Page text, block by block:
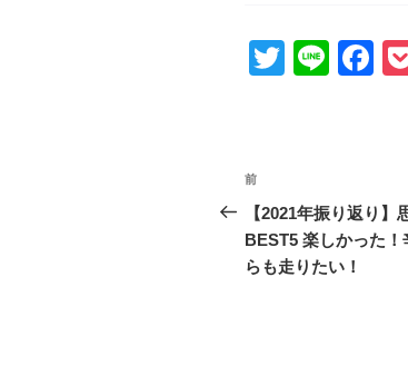
T
Li
F
b
o
投
稿
ナ
前
の
投
稿
前
【2021年振り返り】
BEST5 楽しかった
らも走りたい！